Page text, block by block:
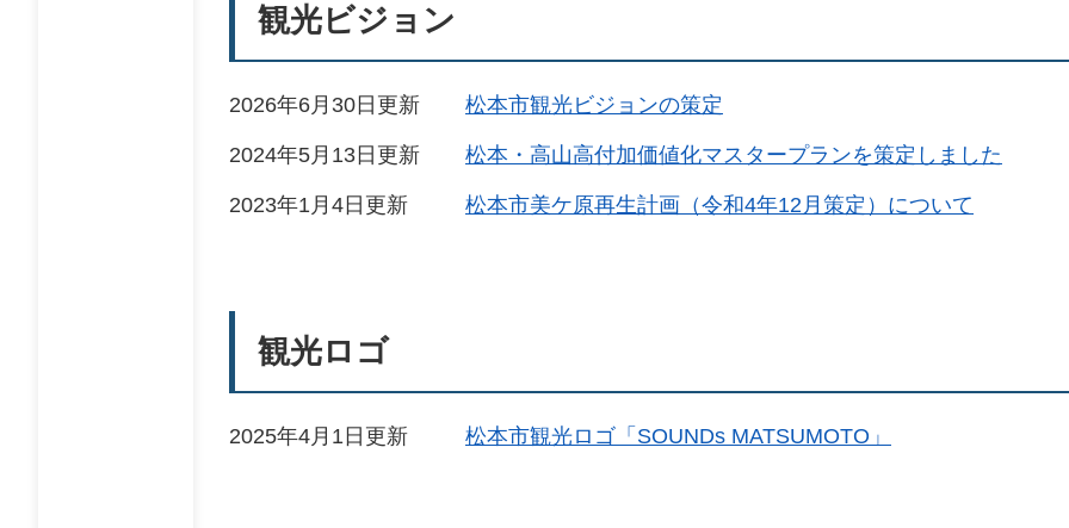
観光ビジョン
2026年6月30日更新 松本市観光ビジョンの策定
2024年5月13日更新 松本・高山高付加価値化マスタープランを策定しました
2023年1月4日更新 松本市美ケ原再生計画（令和4年12月策定）について
観光ロゴ
2025年4月1日更新 松本市観光ロゴ「SOUNDs MATSUMOTO」